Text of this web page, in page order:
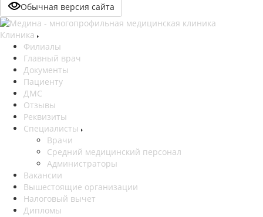
Обычная версия сайта
Клиника
Филиалы
Главный врач
Документы
Пациенту
ДМС
Отзывы
Реквизиты
Специалисты
Врачи
Средний медицинский персонал
Администраторы
Вакансии
Вышестоящие организации
Налоговый вычет
Дипломы